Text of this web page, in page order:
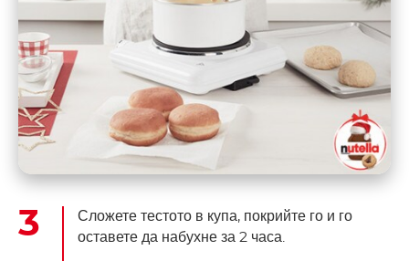
Сложете тестото в купа, покрийте го и го
оставете да набухне за 2 часа.